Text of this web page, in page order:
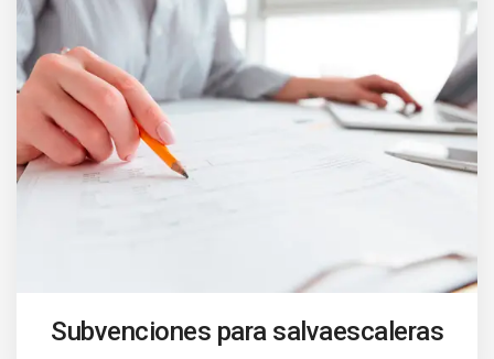
Subvenciones para salvaescaleras